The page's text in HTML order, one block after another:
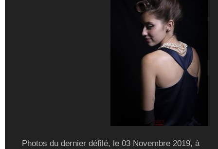
Photos du dernier défilé, le 03 Novembre 2019, à